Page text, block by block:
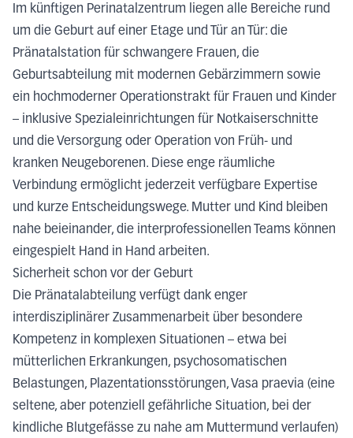
Im künftigen Perinatalzentrum liegen alle Bereiche rund
um die Geburt auf einer Etage und Tür an Tür: die
Pränatalstation für schwangere Frauen, die
Geburtsabteilung mit modernen Gebärzimmern sowie
ein hochmoderner Operationstrakt für Frauen und Kinder
– inklusive Spezialeinrichtungen für Notkaiserschnitte
und die Versorgung oder Operation von Früh- und
kranken Neugeborenen. Diese enge räumliche
Verbindung ermöglicht jederzeit verfügbare Expertise
und kurze Entscheidungswege. Mutter und Kind bleiben
nahe beieinander, die interprofessionellen Teams können
eingespielt Hand in Hand arbeiten.
Sicherheit schon vor der Geburt
Die Pränatalabteilung verfügt dank enger
interdisziplinärer Zusammenarbeit über besondere
Kompetenz in komplexen Situationen – etwa bei
mütterlichen Erkrankungen, psychosomatischen
Belastungen, Plazentationsstörungen, Vasa praevia (eine
seltene, aber potenziell gefährliche Situation, bei der
kindliche Blutgefässe zu nahe am Muttermund verlaufen)